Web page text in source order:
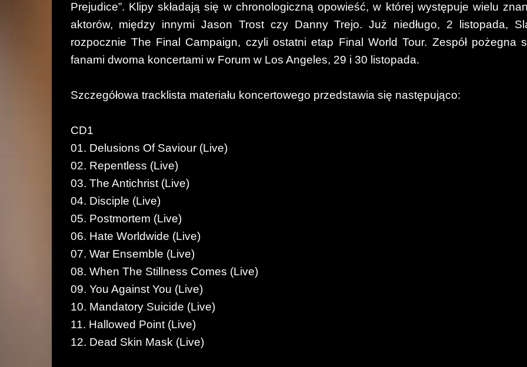
Prejudice”. Klipy składają się w chronologiczną opowieść, w której występuje wielu
aktorów, między innymi Jason Trost czy Danny Trejo. Już niedługo, 2 listopada,
rozpocznie The Final Campaign, czyli ostatni etap Final World Tour. Zespół pożegna
fanami dwoma koncertami w Forum w Los Angeles, 29 i 30 listopada.
Szczegółowa tracklista materiału koncertowego przedstawia się następująco:
CD1
01. Delusions Of Saviour (Live)
02. Repentless (Live)
03. The Antichrist (Live)
04. Disciple (Live)
05. Postmortem (Live)
06. Hate Worldwide (Live)
07. War Ensemble (Live)
08. When The Stillness Comes (Live)
09. You Against You (Live)
10. Mandatory Suicide (Live)
11. Hallowed Point (Live)
12. Dead Skin Mask (Live)